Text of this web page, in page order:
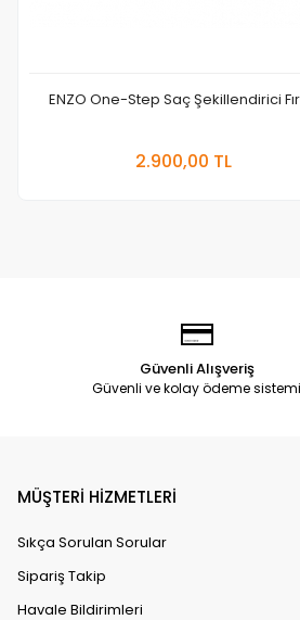
ENZO One-Step Saç Şekillendirici
2.900,00 TL
Güvenli Alışveriş
Güvenli ve kolay ödeme sistemi
MÜŞTERİ HİZMETLERİ
Sıkça Sorulan Sorular
Sipariş Takip
Havale Bildirimleri